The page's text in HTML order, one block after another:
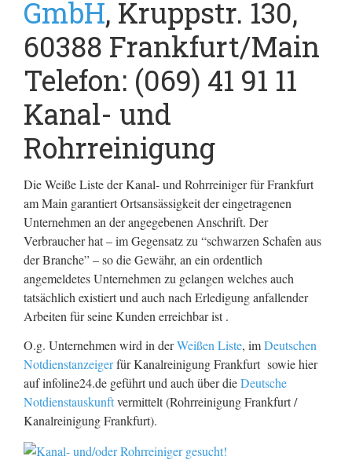
GmbH, Kruppstr. 130,
60388 Frankfurt/Main
Telefon: (069) 41 91 11
Kanal- und
Rohrreinigung
Die Weiße Liste der Kanal- und Rohrreiniger für Frankfurt
am Main garantiert Ortsansässigkeit der eingetragenen
Unternehmen an der angegebenen Anschrift. Der
Verbraucher hat – im Gegensatz zu “schwarzen Schafen aus
der Branche” – so die Gewähr, an ein ordentlich
angemeldetes Unternehmen zu gelangen welches auch
tatsächlich existiert und auch nach Erledigung anfallender
Arbeiten für seine Kunden erreichbar ist .
O.g. Unternehmen wird in derWeißen Liste, imDeutschen
Notdienstanzeigerfür Kanalreinigung Frankfurt sowie hier
auf infoline24.de geführt und auch über dieDeutsche
Notdienstauskunftvermittelt (Rohrreinigung Frankfurt /
Kanalreinigung Frankfurt).